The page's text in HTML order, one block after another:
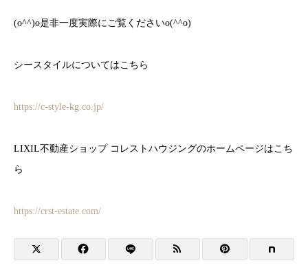
(o^^)o是非一度実際にご覧くださいo(^^o)
シースタイルについてはこちら
https://c-style-kg.co.jp/
LIXIL不動産ショップ コレストハウジングのホームページはこち
ら
https://crst-estate.com/